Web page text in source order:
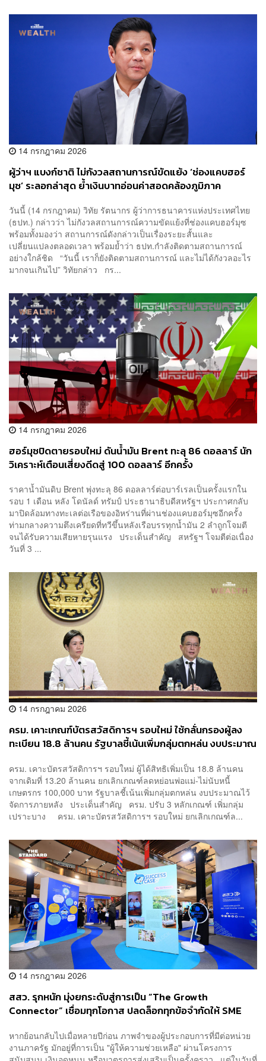
14 กรกฎาคม 2026
ผู้ว่าฯ แบงก์ชาติ ไม่กังวลสถานการณ์ขัดแย้ง ‘ช่องแคบฮอร์
มุซ’ ระลอกล่าสุด ย้ำเงินบาทอ่อนค่าสอดคล้องภูมิภาค
วันนี้ (14 กรกฎาคม) วิทัย รัตนากร ผู้ว่าการธนาคารแห่งประเทศไทย
(ธปท.) กล่าวว่า ไม่กังวลสถานการณ์ความขัดแย้งที่ช่องแคบฮอร์มุซ
พร้อมทั้งมองว่า สถานการณ์ดังกล่าวเป็นเรื่องระยะสั้นและ
เปลี่ยนแปลงตลอดเวลา พร้อมย้ำว่า ธปท.กำลังติดตามสถานการณ์
อย่างใกล้ชิด “วันนี้ เราก็ยังติดตามสถานการณ์ และไม่ได้กังวลอะไร
มากจนเกินไป” วิทัยกล่าว กร...
14 กรกฎาคม 2026
ฮอร์มุซปิดตายรอบใหม่ ดันน้ำมัน Brent ทะลุ 86 ดอลลาร์ นัก
วิเคราะห์เตือนเสี่ยงดีดสู่ 100 ดอลลาร์ อีกครั้ง
ราคาน้ำมันดิบ Brent พุ่งทะลุ 86 ดอลลาร์ต่อบาร์เรลเป็นครั้งแรกใน
รอบ 1 เดือน หลัง โดนัลด์ ทรัมป์ ประธานาธิบดีสหรัฐฯ ประกาศกลับ
มาปิดล้อมทางทะเลต่อเรือของอิหร่านที่ผ่านช่องแคบฮอร์มุซอีกครั้ง
ท่ามกลางความตึงเครียดที่ทวีขึ้นหลังเรือบรรทุกน้ำมัน 2 ลำถูกโจมตี
จนได้รับความเสียหายรุนแรง ประเด็นสำคัญ สหรัฐฯ โจมตีต่อเนื่อง
วันที่ 3 ...
14 กรกฎาคม 2026
ครม. เคาะเกณฑ์บัตรสวัสดิการฯ รอบใหม่ ใช้กลั่นกรองผู้ลง
ทะเบียน 18.8 ล้านคน รัฐบาลชี้เน้นเพิ่มกลุ่มตกหล่น งบประมาณ
ครม. เคาะบัตรสวัสดิการฯ รอบใหม่ ผู้ได้สิทธิเพิ่มเป็น 18.8 ล้านคน
จากเดิมที่ 13.20 ล้านคน ยกเลิกเกณฑ์ลดหย่อนพ่อแม่-ไม่นับหนี้
เกษตรกร 100,000 บาท รัฐบาลชี้เน้นเพิ่มกลุ่มตกหล่น งบประมาณไว้
จัดการภายหลัง ประเด็นสำคัญ ครม. ปรับ 3 หลักเกณฑ์ เพิ่มกลุ่ม
เปราะบาง ครม. เคาะบัตรสวัสดิการฯ รอบใหม่ ยกเลิกเกณฑ์ล...
14 กรกฎาคม 2026
สสว. รุกหนัก มุ่งยกระดับสู่การเป็น “The Growth
Connector” เชื่อมทุกโอกาส ปลดล็อกทุกข้อจำกัดให้ SME
หากย้อนกลับไปเมื่อหลายปีก่อน ภาพจำของผู้ประกอบการที่มีต่อหน่วย
งานภาครัฐ มักอยู่ที่การเป็น "ผู้ให้ความช่วยเหลือ" ผ่านโครงการ